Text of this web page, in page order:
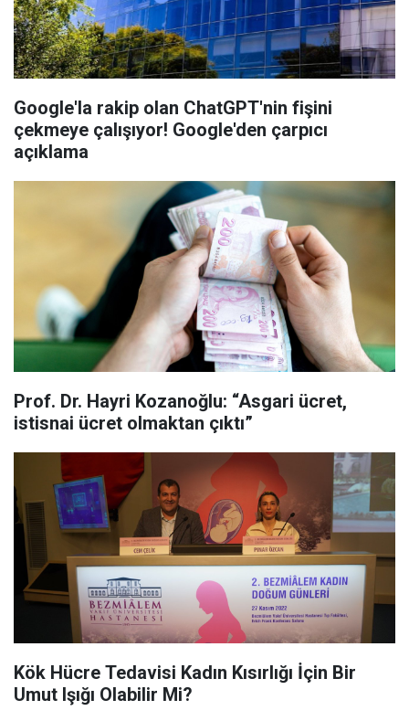
Google'la rakip olan ChatGPT'nin fişini
çekmeye çalışıyor! Google'den çarpıcı
açıklama
Prof. Dr. Hayri Kozanoğlu: “Asgari ücret,
istisnai ücret olmaktan çıktı”
Kök Hücre Tedavisi Kadın Kısırlığı İçin Bir
Umut Işığı Olabilir Mi?